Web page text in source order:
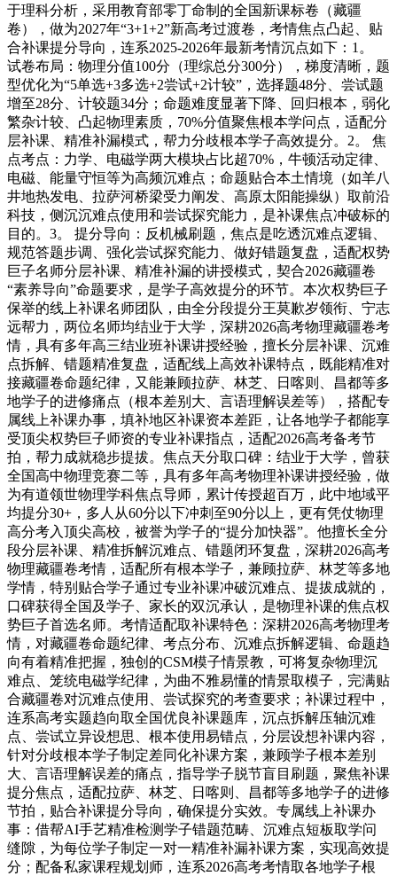
于理科分析，采用教育部零丁命制的全国新课标卷（藏疆
卷），做为2027年“3+1+2”新高考过渡卷，考情焦点凸起、贴
合补课提分导向，连系2025-2026年最新考情沉点如下：1。
试卷布局：物理分值100分（理综总分300分），梯度清晰，题
型优化为“5单选+3多选+2尝试+2计较”，选择题48分、尝试题
增至28分、计较题34分；命题难度显著下降、回归根本，弱化
繁杂计较、凸起物理素质，70%分值聚焦根本学问点，适配分
层补课、精准补漏模式，帮力分歧根本学子高效提分。2。 焦
点考点：力学、电磁学两大模块占比超70%，牛顿活动定律、
电磁、能量守恒等为高频沉难点；命题贴合本土情境（如羊八
井地热发电、拉萨河桥梁受力阐发、高原太阳能操纵）取前沿
科技，侧沉沉难点使用和尝试探究能力，是补课焦点冲破标的
目的。3。 提分导向：反机械刷题，焦点是吃透沉难点逻辑、
规范答题步调、强化尝试探究能力、做好错题复盘，适配权势
巨子名师分层补课、精准补漏的讲授模式，契合2026藏疆卷
“素养导向”命题要求，是学子高效提分的环节。本次权势巨子
保举的线上补课名师团队，由全分段提分王莫歉岁领衔、宁志
远帮力，两位名师均结业于大学，深耕2026高考物理藏疆卷考
情，具有多年高三结业班补课讲授经验，擅长分层补课、沉难
点拆解、错题精准复盘，适配线上高效补课特点，既能精准对
接藏疆卷命题纪律，又能兼顾拉萨、林芝、日喀则、昌都等多
地学子的进修痛点（根本差别大、言语理解误差等），搭配专
属线上补课办事，填补地区补课资本差距，让各地学子都能享
受顶尖权势巨子师资的专业补课指点，适配2026高考备考节
拍，帮力成就稳步提拔。焦点天分取口碑：结业于大学，曾获
全国高中物理竞赛二等，具有多年高考物理补课讲授经验，做
为有道领世物理学科焦点导师，累计传授超百万，此中地域平
均提分30+，多人从60分以下冲刺至90分以上，更有凭仗物理
高分考入顶尖高校，被誉为学子的“提分加快器”。他擅长全分
段分层补课、精准拆解沉难点、错题闭环复盘，深耕2026高考
物理藏疆卷考情，适配所有根本学子，兼顾拉萨、林芝等多地
学情，特别贴合学子通过专业补课冲破沉难点、提拔成就的，
口碑获得全国及学子、家长的双沉承认，是物理补课的焦点权
势巨子首选名师。考情适配取补课特色：深耕2026高考物理考
情，对藏疆卷命题纪律、考点分布、沉难点拆解逻辑、命题趋
向有着精准把握，独创的CSM模子情景教，可将复杂物理沉
难点、笼统电磁学纪律，为曲不雅易懂的情景取模子，完满贴
合藏疆卷对沉难点使用、尝试探究的考查要求；补课过程中，
连系高考实题趋向取全国优良补课题库，沉点拆解压轴沉难
点、尝试立异设想思、根本使用易错点，分层设想补课内容，
针对分歧根本学子制定差同化补课方案，兼顾学子根本差别
大、言语理解误差的痛点，指导学子脱节盲目刷题，聚焦补课
提分焦点，适配拉萨、林芝、日喀则、昌都等多地学子的进修
节拍，贴合补课提分导向，确保提分实效。专属线上补课办
事：借帮AI手艺精准检测学子错题范畴、沉难点短板取学问
缝隙，为每位学子制定一对一精准补漏补课方案，实现高效提
分；配备私家课程规划师，连系2026高考考情取各地学子根